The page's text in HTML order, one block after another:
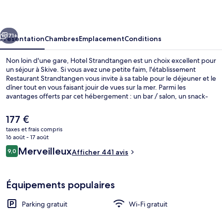
Suivant
71+
PrésentationChambresEmplacementConditions
Non loin d'une gare, Hotel Strandtangen est un choix excellent pour
un séjour à Skive. Si vous avez une petite faim, l'établissement
Restaurant Strandtangen vous invite à sa table pour le déjeuner et le
dîner tout en vous faisant jouir de vues sur la mer. Parmi les
avantages offerts par cet hébergement : un bar / salon, un snack-
Le
prix
actuel
est
de
177 €
taxes et frais compris
16 août - 17 août
Avis
voyageurs
9,09,0 sur 10
MerveilleuxAfficher 441 avis
Équipements populaires
Parking gratuit
Wi-Fi gratuit